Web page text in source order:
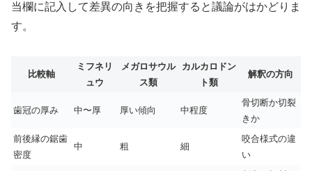
当欄に記入して差異の向きを把握すると議論がはかどりま
す。
比較軸
ミフネリ
ュウ
メガロサウル
ス類
カルカロドン
ト類
解釈の方向
歯冠の厚み 中〜厚 厚い傾向 中程度
骨切断か切裂
きか
前後縁の鋸歯
密度
中 粗 細
咬合様式の違
い